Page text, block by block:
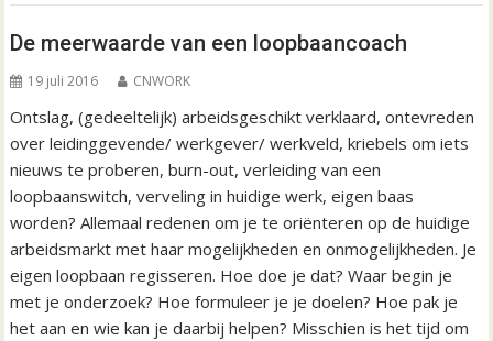
De meerwaarde van een loopbaancoach
19 juli 2016 CNWORK
Ontslag, (gedeeltelijk) arbeidsgeschikt verklaard, ontevreden
over leidinggevende/ werkgever/ werkveld, kriebels om iets
nieuws te proberen, burn-out, verleiding van een
loopbaanswitch, verveling in huidige werk, eigen baas
worden? Allemaal redenen om je te oriënteren op de huidige
arbeidsmarkt met haar mogelijkheden en onmogelijkheden. Je
eigen loopbaan regisseren. Hoe doe je dat? Waar begin je
met je onderzoek? Hoe formuleer je je doelen? Hoe pak je
het aan en wie kan je daarbij helpen? Misschien is het tijd om